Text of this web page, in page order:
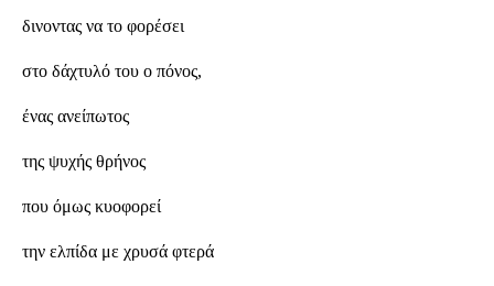
δινοντας να το φορέσει
στο δάχτυλό του ο πόνος,
ένας ανείπωτος
της ψυχής θρήνος
που όμως κυοφορεί
την ελπίδα με χρυσά φτερά